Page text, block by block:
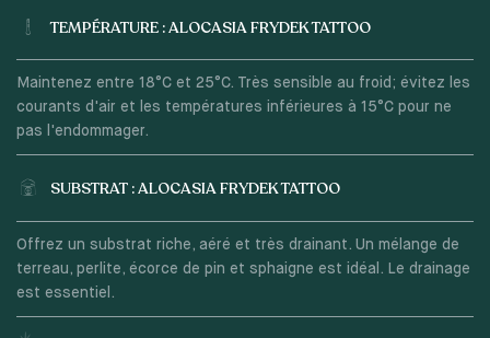
TEMPÉRATURE : ALOCASIA FRYDEK TATTOO
Maintenez entre 18°C et 25°C. Très sensible au froid; évitez les
courants d'air et les températures inférieures à 15°C pour ne
pas l'endommager.
SUBSTRAT : ALOCASIA FRYDEK TATTOO
Offrez un substrat riche, aéré et très drainant. Un mélange de
terreau, perlite, écorce de pin et sphaigne est idéal. Le drainage
est essentiel.